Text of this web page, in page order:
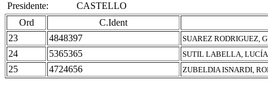
Presidente:
CASTELLO
Ord
C.Ident
23
4848397 SUAREZ RODRIGUEZ,
24 5365365 SUTIL LABELLA,
25 4724656 ZUBELDIA ISNARDI,